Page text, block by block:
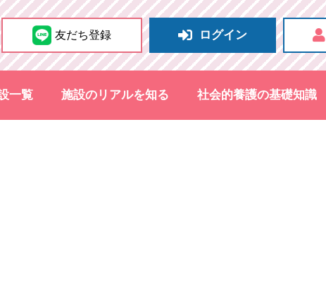
友だち登録 ログイン
一覧 施設のリアルを知る 社会的養護の基礎知識